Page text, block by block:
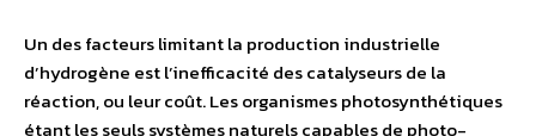
Un des facteurs limitant la production industrielle
d’hydrogène est l’inefficacité des catalyseurs de la
réaction, ou leur coût. Les organismes photosynthétiques
étant les seuls systèmes naturels capables de photo-